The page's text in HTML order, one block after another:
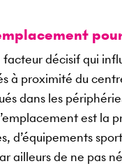
facteur décisif qui
à proximité du
dans les
est la
d’équipements
ailleurs de ne pas